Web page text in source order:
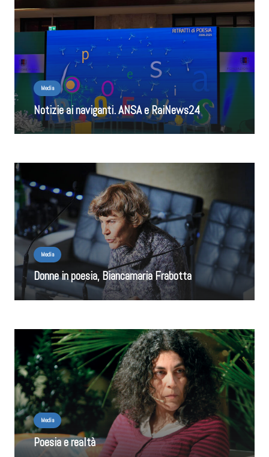
Media
Notizie ai naviganti. ANSA e RaiNews24
Media
Donne in poesia, Biancamaria Frabotta
Media
Poesia e realtà